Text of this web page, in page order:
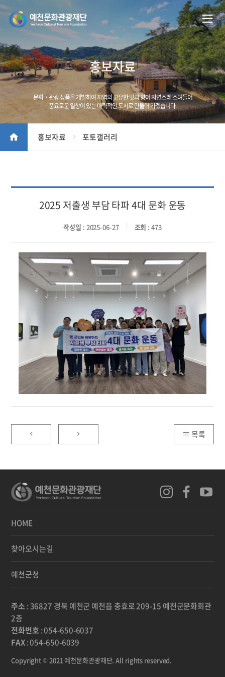
홍보자료
문화‧관광 상품을 개발하여 지역의 고유한 멋과 향이 자연스레 스며들어
풍요로운 일상이 있는 매력적인 도시로 만들어 가겠습니다.
홍보자료 포토갤러리
2025 저출생 부담 타파 4대 문화 운동
작성일 : 2025-06-27 조회 : 473
목록
HOME
찾아오시는길
예천군청
주소 : 36827 경북 예천군 예천읍 충효로 209-15 예천군문화회관
2층
전화번호 : 054-650-6037
FAX: 054-650-6039
Copyright © 2021 예천문화관광재단. All rights reserved.